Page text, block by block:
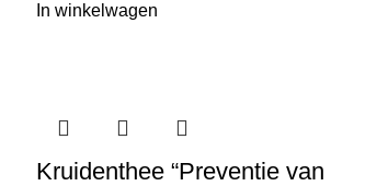
In winkelwagen
Kruidenthee “Preventie van